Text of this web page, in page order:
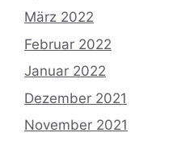
März 2022
Februar 2022
Januar 2022
Dezember 2021
November 2021